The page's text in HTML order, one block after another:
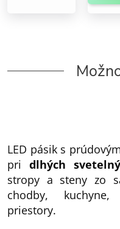
LED pásik s
pri dlhých
stropy a steny zo
chodby,
priestory.